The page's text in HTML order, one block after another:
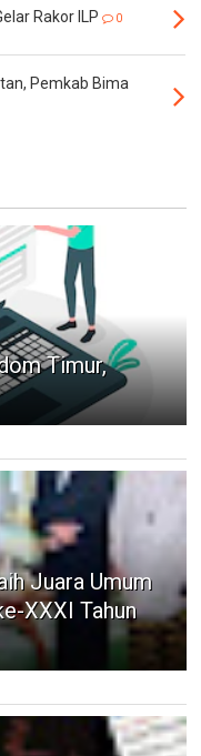
Rakor ILP 0
Pemkab Bima
Timur,
Juara Umum
XXXI Tahun